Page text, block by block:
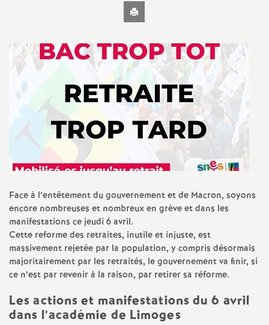
i
o
n
a
l
d
e
s
E
Imprimer
l'article
Face à l’entêtement du gouvernement et de Macron, soyons
encore nombreuses et nombreux en grève et dans les
manifestations ce jeudi 6 avril.
Cette reforme des retraites, inutile et injuste, est
massivement rejetée par la population, y compris désormais
majoritairement par les retraités, le gouvernement va finir, si
ce n’est par revenir à la raison, par retirer sa réforme.
Les actions et manifestations du 6 avril
dans l’académie de Limoges